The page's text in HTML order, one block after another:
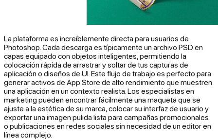
La plataforma es increíblemente directa para usuarios de
Photoshop. Cada descarga es típicamente un archivo PSD en
capas equipado con objetos inteligentes, permitiendo la
colocación rápida de arrastrar y soltar de tus capturas de
aplicación o diseños de UI. Este flujo de trabajo es perfecto para
generar activos de App Store de alto rendimiento que muestren
una aplicación en un contexto realista. Los especialistas en
marketing pueden encontrar fácilmente una maqueta que se
ajuste a la estética de su marca, colocar su interfaz de usuario y
exportar una imagen pulida lista para campañas promocionales
o publicaciones en redes sociales sin necesidad de un editor en
línea complejo.